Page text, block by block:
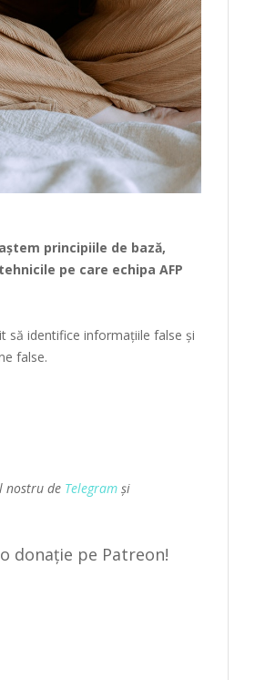
principiile de bază,
pe care echipa AFP
să identifice informațiile false și
false.
nostru de Telegram și
donație pe Patreon!